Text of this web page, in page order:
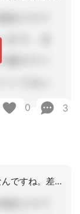
0 3
コメントありがとうございます。そうなんですね。差し支えなければどのように返答され